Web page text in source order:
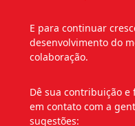
E para continuar
desenvolvimento do
colaboração.
Dê sua contribuição
em contato com a
sugestões: